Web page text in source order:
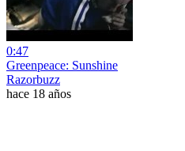
0:47
Greenpeace: Sunshine
Razorbuzz
hace 18 años